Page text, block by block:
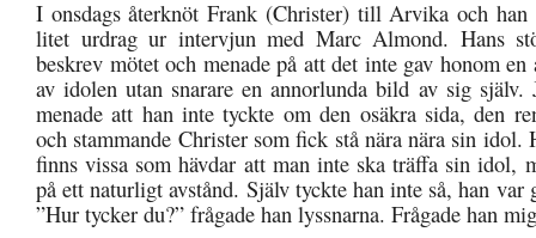
I onsdags återknöt Frank (Christer) till Arvika och han
litet urdrag ur intervjun med Marc Almond. Hans
beskrev mötet och menade på att det inte gav honom
av idolen utan snarare en annorlunda bild av sig själv.
menade att han inte tyckte om den osäkra sida, den
och stammande Christer som fick stå nära nära sin idol.
finns vissa som hävdar att man inte ska träffa sin idol,
på ett naturligt avstånd. Själv tyckte han inte så, han var
”Hur tycker du?” frågade han lyssnarna. Frågade han